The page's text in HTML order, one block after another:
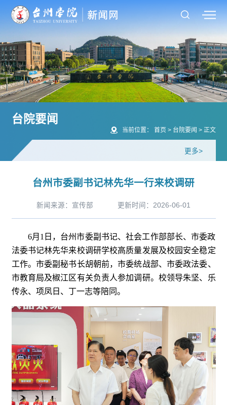
台院要闻
当前位置： 首页> 台院要闻 > 正文
更多>
台州市委副书记林先华一行来校调研
新闻来源：宣传部 更新时间：2026-06-01
6月1日，台州市委副书记、社会工作部部长、市委政
法委书记林先华来校调研学校高质量发展及校园安全稳定
工作。市委副秘书长胡朝前，市委统战部、市委政法委、
市教育局及椒江区有关负责人参加调研。校领导朱坚、乐
传永、项凤日、丁一志等陪同。